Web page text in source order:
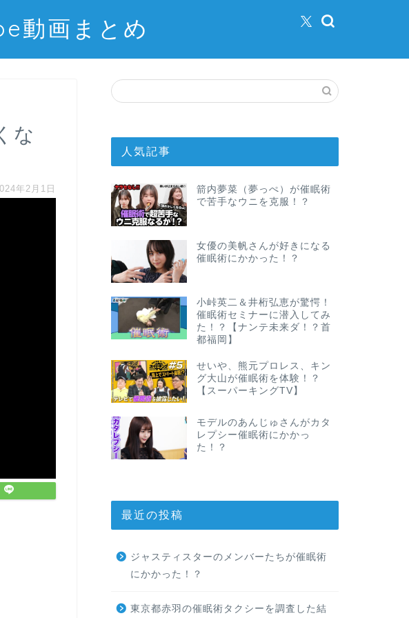
動画まとめ
な
年2月1日
人気記事
箭内夢菜（夢っぺ）が催眠術
で苦手なウニを克服！？
女優の美帆さんが好きになる
催眠術にかかった！？
小峠英二＆井桁弘恵が驚愕！
催眠術セミナーに潜入してみ
た！？【ナンテ未来ダ！？首
都福岡】
せいや、熊元プロレス、キン
グ大山が催眠術を体験！？
【スーパーキングTV】
モデルのあんじゅさんがカタ
レプシー催眠術にかかっ
た！？
最近の投稿
ジャスティスターのメンバーたちが催眠術
にかかった！？
東京都赤羽の催眠術タクシーを調査した結